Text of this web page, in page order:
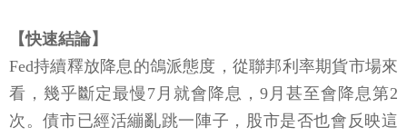
【快速結論】
Fed持續釋放降息的鴿派態度，從聯邦利率期貨市場來
看，幾乎斷定最慢7月就會降息，9月甚至會降息第2
次。債市已經活繃亂跳一陣子，股市是否也會反映這